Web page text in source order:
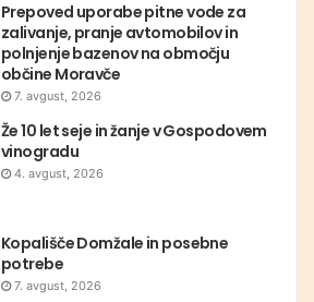
Prepoved uporabe pitne vode za
zalivanje, pranje avtomobilov in
polnjenje bazenov na območju
občine Moravče
7. avgust, 2026
Že 10 let seje in žanje v Gospodovem
vinogradu
4. avgust, 2026
Kopališče Domžale in posebne
potrebe
7. avgust, 2026